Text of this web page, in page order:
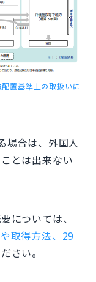
置基準上の取扱いに
場合は、外国人
とは出来ない
については、
取得方法、29
さい。